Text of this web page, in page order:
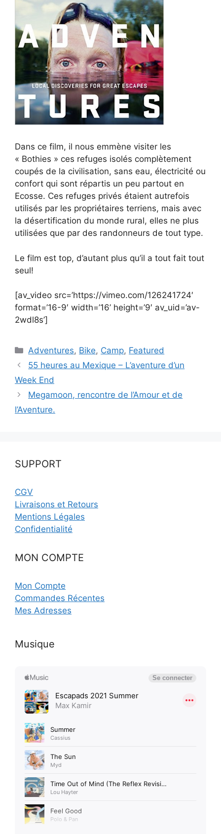
Dans ce film, il nous emmène visiter les
« Bothies » ces refuges isolés complètement
coupés de la civilisation, sans eau, électricité ou
confort qui sont répartis un peu partout en
Ecosse. Ces refuges privés étaient autrefois
utilisés par les propriétaires terriens, mais avec
la désertification du monde rural, elles ne plus
utilisées que par des randonneurs de tout type.
Le film est top, d’autant plus qu’il a tout fait tout
seul!
[av_video src=’https://vimeo.com/126241724′
format=’16-9′ width=’16’ height=’9′ av_uid=’av-
2wdl8s’]
Catégories
Adventures, Bike, Camp, Featured
55 heures au Mexique – L’aventure d’un
Week End
Megamoon, rencontre de l’Amour et de
l’Aventure.
SUPPORT
CGV
Livraisons et Retours
Mentions Légales
Confidentialité
MON COMPTE
Mon Compte
Commandes Récentes
Mes Adresses
Musique